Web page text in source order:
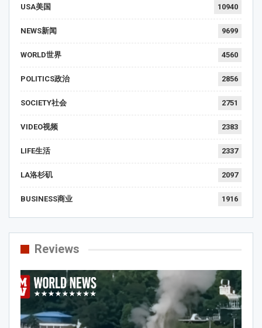
USA美国 10940
NEWS新闻 9699
WORLD世界 4560
POLITICS政治 2856
SOCIETY社会 2751
VIDEO视频 2383
LIFE生活 2337
LA洛杉矶 2097
BUSINESS商业 1916
Reviews